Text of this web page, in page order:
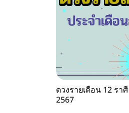
ดวงรายเดือน 12 รา
2567